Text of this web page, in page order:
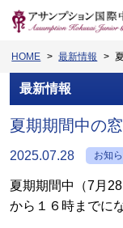
HOME 最新情報
最新情報
夏期期間中の
2025.07.28 お知
夏期期間中（7月
から１６時までに